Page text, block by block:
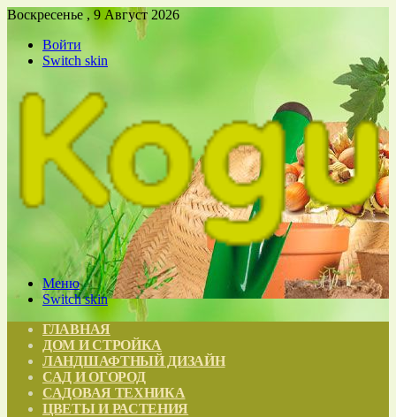
Воскресенье , 9 Август 2026
Войти
Switch skin
Меню
Switch skin
ГЛАВНАЯ
ДОМ И СТРОЙКА
ЛАНДШАФТНЫЙ ДИЗАЙН
САД И ОГОРОД
САДОВАЯ ТЕХНИКА
ЦВЕТЫ И РАСТЕНИЯ